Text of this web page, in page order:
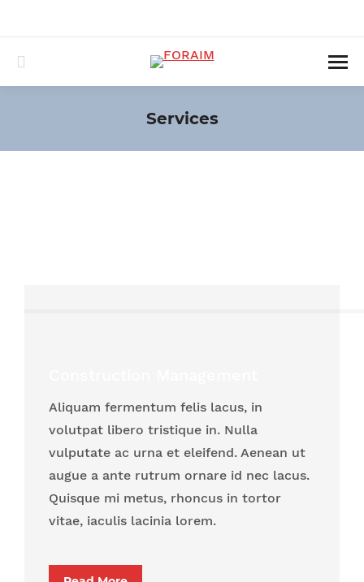
Search:
Services
Aliquam fermentum felis lacus, in
volutpat libero tristique in. Nulla
vulputate ac urna et eleifend. Aenean ut
augue a ante rutrum ornare id nec lacus.
Quisque mi metus, rhoncus in tortor
vitae, iaculis lacinia lorem.